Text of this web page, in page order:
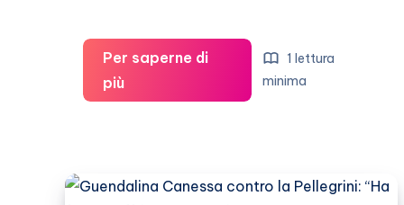
Per saperne di
piùKarina
Cascella
Canessa
1 lettura
minima